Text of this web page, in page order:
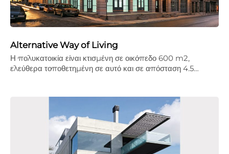
Alternative Way of Living
Η πολυκατοικία είναι κτισμένη σε οικόπεδο 600 m2,
ελεύθερα τοποθετημένη σε αυτό και σε απόσταση 4.5…